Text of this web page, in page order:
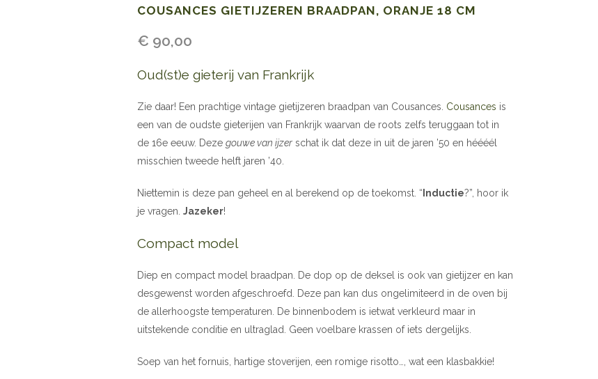
COUSANCES GIETIJZEREN BRAADPAN, ORANJE 18 CM
€ 90,00
Oud(st)e gieterij van Frankrijk
Zie daar! Een prachtige vintage gietijzeren braadpan van Cousances. Cousances is
een van de oudste gieterijen van Frankrijk waarvan de roots zelfs teruggaan tot in
de 16e eeuw. Deze gouwe van ijzer schat ik dat deze in uit de jaren ’50 en héééél
misschien tweede helft jaren ’40.
Niettemin is deze pan geheel en al berekend op de toekomst. “ Inductie?”, hoor ik
je vragen. Jazeker!
Compact model
Diep en compact model braadpan. De dop op de deksel is ook van gietijzer en kan
desgewenst worden afgeschroefd. Deze pan kan dus ongelimiteerd in de oven bij
de allerhoogste temperaturen. De binnenbodem is ietwat verkleurd maar in
uitstekende conditie en ultraglad. Geen voelbare krassen of iets dergelijks.
Soep van het fornuis, hartige stoverijen, een romige risotto…, wat een klasbakkie!